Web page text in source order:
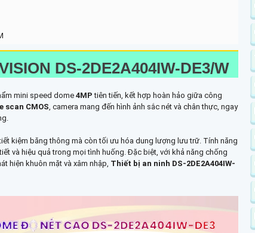
DS-2DE2A404IW-DE3/W
mini speed dome 4MP tiên tiến, kết hợp hoàn hảo giữa công
scan CMOS, camera mang đến hình ảnh sắc nét và chân thực, ngay
kiệm băng thông mà còn tối ưu hóa dung lượng lưu trữ. Tính năng
và hiệu quả trong mọi tình huống. Đặc biệt, với khả năng chống
hiện khuôn mặt và xâm nhập, Thiết bị an ninh DS-2DE2A404IW-